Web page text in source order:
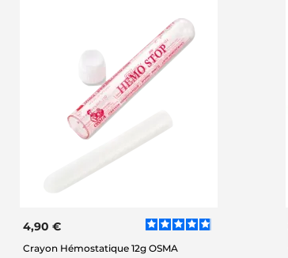
4,90 €
Crayon Hémostatique 12g OSMA